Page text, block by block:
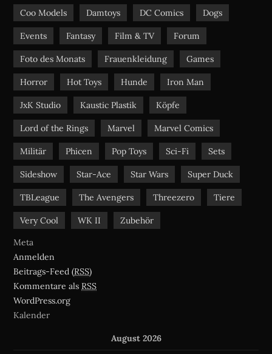
m
Coo Models Damtoys DC Comics Dogs
Events Fantasy Film & TV Forum
Foto des Monats Frauenkleidung Games
Horror Hot Toys Hunde Iron Man
JxK Studio Kaustic Plastik Köpfe
Lord of the Rings Marvel Marvel Comics
Militär Phicen Pop Toys Sci-Fi Sets
Sideshow Star-Ace Star Wars Super Duck
TBLeague The Avengers Threezero Tiere
Very Cool WK II
Zubehör
Meta
Anmelden
Beitrags-Feed (RSS)
Kommentare als RSS
WordPress.org
Kalender
August 2026